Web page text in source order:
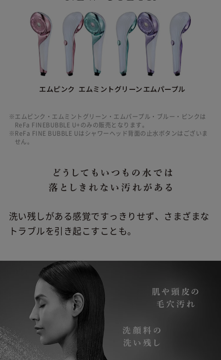
エムピンク エムミントグリーンエムパープル
※エムピンク・エムミントグリーン・エムパープル・ブルー・ピンクは
ReFa FINEBUBBLE U+のみの販売となります。
※ReFa FINE BUBBLE Uはシャワーヘッド背面の止水ボタンはございま
せん。
洗い残しがある感覚ですっきりせず、さまざまな
トラブルを引き起こすことも。